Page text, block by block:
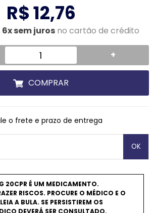
R$ 12,76
6x sem juros no cartão de crédito
+
COMPRAR
o frete e prazo de entrega
OK
20CPR É UM MEDICAMENTO.
RISCOS. PROCURE O MÉDICO E O
A BULA. SE PERSISTIREM OS
DEVERÁ SER CONSULTADO.